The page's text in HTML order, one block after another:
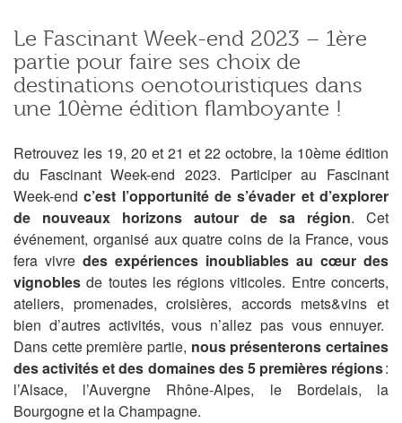
Le Fascinant Week-end 2023 – 1ère
partie pour faire ses choix de
destinations oenotouristiques dans
une 10ème édition flamboyante !
Retrouvez les 19, 20 et 21 et 22 octobre, la 10ème édition
du Fascinant Week-end 2023. Participer au Fascinant
Week-end c’est l’opportunitéde s’évader et d’explorer
de nouveaux horizons autour de sa région. Cet
événement, organisé aux quatre coins de la France, vous
fera vivre des expériences inoubliables au cœur des
vignoblesde toutes les régions viticoles. Entre concerts,
ateliers, promenades, croisières, accords mets&vins et
bien d’autres activités, vous n’allez pas vous ennuyer.
Dans cette première partie, nous présenteronscertaines
desactivitéset des domainesdes 5 premières régions:
l’Alsace, l’Auvergne Rhône-Alpes, le Bordelais, la
Bourgogne et la Champagne.